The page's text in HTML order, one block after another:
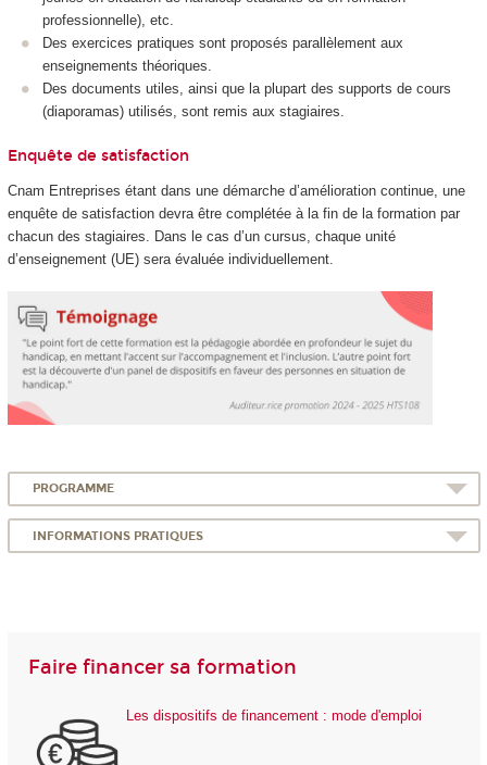
professionnelle), etc.
Des exercices pratiques sont proposés parallèlement aux
enseignements théoriques.
Des documents utiles, ainsi que la plupart des supports de cours
(diaporamas) utilisés, sont remis aux stagiaires.
Enquête de satisfaction
Cnam Entreprises étant dans une démarche d’amélioration continue, une
enquête de satisfaction devra être complétée à la fin de la formation par
chacun des stagiaires. Dans le cas d’un cursus, chaque unité
d’enseignement (UE) sera évaluée individuellement.
PROGRAMME
INFORMATIONS PRATIQUES
Faire financer sa formation
Les dispositifs de financement : mode d'emploi